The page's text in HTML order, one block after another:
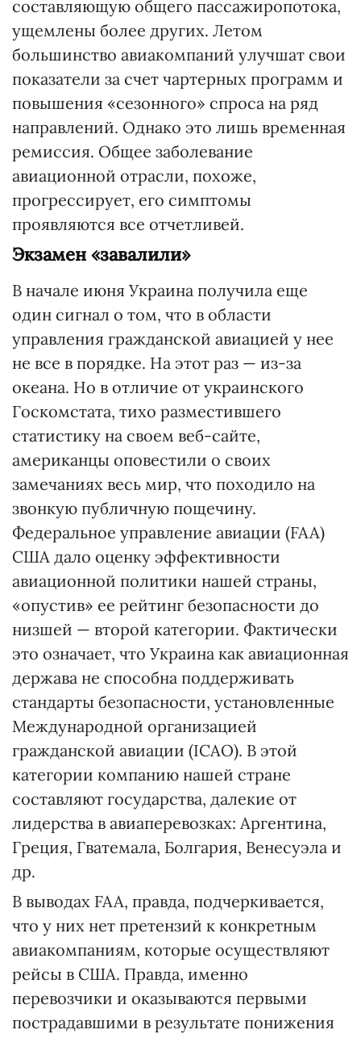
составляющую общего пассажиропотока,
ущемлены более других. Летом
большинство авиакомпаний улучшат свои
показатели за счет чартерных программ и
повышения «сезонного» спроса на ряд
направлений. Однако это лишь временная
ремиссия. Общее заболевание
авиационной отрасли, похоже,
прогрессирует, его симптомы
проявляются все отчетливей.
Экзамен «завалили»
В начале июня Украина получила еще
один сигнал о том, что в области
управления гражданской авиацией у нее
не все в порядке. На этот раз — из-за
океана. Но в отличие от украинского
Госкомстата, тихо разместившего
статистику на своем веб-сайте,
американцы оповестили о своих
замечаниях весь мир, что походило на
звонкую публичную пощечину.
Федеральное управление авиации (FAA)
США дало оценку эффективности
авиационной политики нашей страны,
«опустив» ее рейтинг безопасности до
низшей — второй категории. Фактически
это означает, что Украина как авиационная
держава не способна поддерживать
стандарты безопасности, установленные
Международной организацией
гражданской авиации (ICAO). В этой
категории компанию нашей стране
составляют государства, далекие от
лидерства в авиаперевозках: Аргентина,
Греция, Гватемала, Болгария, Венесуэла и
др.
В выводах FAA, правда, подчеркивается,
что у них нет претензий к конкретным
авиакомпаниям, которые осуществляют
рейсы в США. Правда, именно
перевозчики и оказываются первыми
пострадавшими в результате понижения